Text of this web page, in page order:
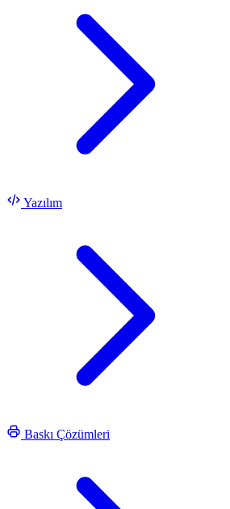
Yazılım
Baskı Çözümleri